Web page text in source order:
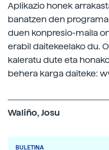
Aplikazio honek
banatzen den
duen konpresio-maila
erabil daitekeelako du.
kaleratu dute eta
behera karga daiteke:
Waliño, Josu
BULETINA